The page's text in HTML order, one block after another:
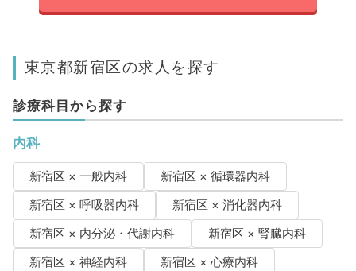
東京都新宿区の求人を探す
診療科目から探す
内科
新宿区 × 一般内科
新宿区 × 循環器内科
新宿区 × 呼吸器内科
新宿区 × 消化器内科
新宿区 × 内分泌・代謝内科
新宿区 × 腎臓内科
新宿区 × 神経内科
新宿区 × 心療内科